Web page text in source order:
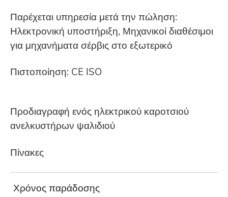
Παρέχεται υπηρεσία μετά την πώληση:
Ηλεκτρονική υποστήριξη, Μηχανικοί διαθέσιμοι
για μηχανήματα σέρβις στο εξωτερικό
Πιστοποίηση: CE ISO
Προδιαγραφή ενός ηλεκτρικού καροτσιού
ανελκυστήρων ψαλιδιού
Πίνακες
Χρόνος παράδοσης